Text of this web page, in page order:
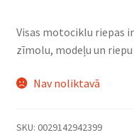
Visas motociklu riepas
zīmolu, modeļu un
Nav noliktavā
SKU: 0029142942399